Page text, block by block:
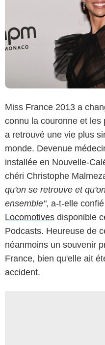
Miss France 2013 a
connu la couronne et les
a retrouvé une vie plus
monde. Devenue
installée en Nouvelle-
chéri Christophe
qu'on se retrouve et
ensemble", a-t-elle
Locomotives disponible
Podcasts. Heureuse de
néanmoins un souvenir
France, bien qu'elle ait
accident.